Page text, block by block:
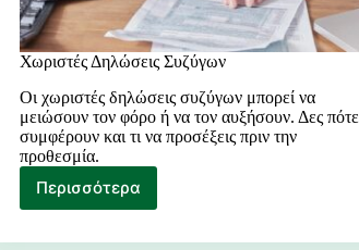
Χωριστές Δηλώσεις Συζύγων
Οι χωριστές δηλώσεις συζύγων μπορεί να
μειώσουν τον φόρο ή να τον αυξήσουν. Δες πότε
συμφέρουν και τι να προσέξεις πριν την
προθεσμία.
Περισσότερα
Χωριστές
Συζύγων